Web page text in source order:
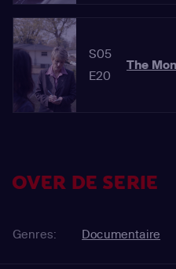
S05
E20
The
OVER DE SERIE
Genres: Documentaire